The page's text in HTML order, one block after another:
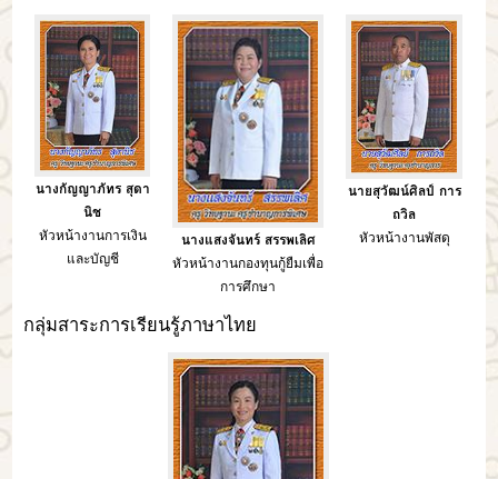
นางกัญญาภัทร สุดา
นิช
หัวหน้างานการเงิน
และบัญชี
นางแสงจันทร์ สรรพเลิศ
หัวหน้างานกองทุนกู้ยืมเพื่อ
การศึกษา
นายสุวัฒน์ศิลป์ การ
ถวิล
หัวหน้างานพัสดุ
กลุ่มสาระการเรียนรู้ภาษาไทย